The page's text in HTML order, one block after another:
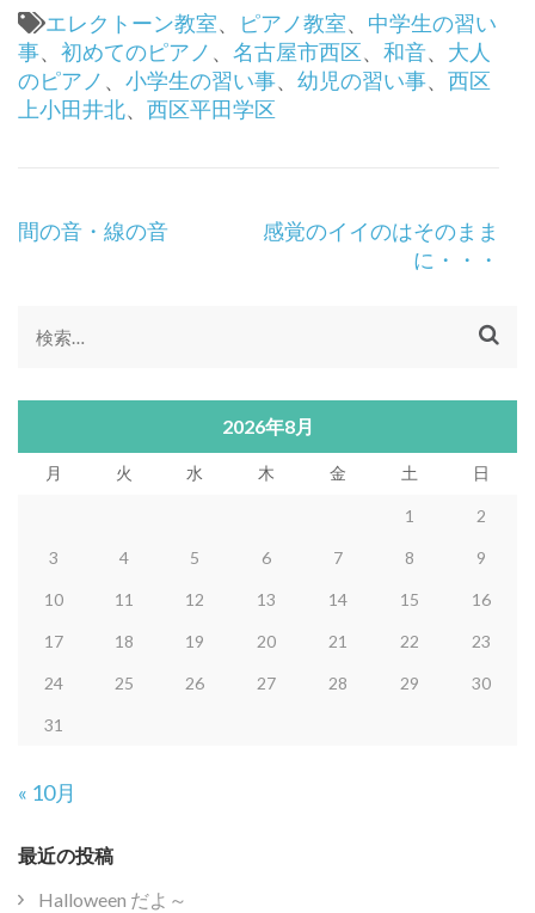
エレクトーン教室、 ピアノ教室、 中学生の習い
事、 初めてのピアノ 、 名古屋市西区、 和音、 大人
のピアノ 、 小学生の習い事、 幼児の習い事、 西区
上小田井北、 西区平田学区
投
ゲ
シ
ン
間の音・線の音
感覚のイイのはそのまま
に・・・
検
2026年8月
月 火 水 木 金 土 日
1 2
3 4 5 6 7 8 9
10 11 12 13 14 15 16
17 18 19 20 21 22 23
24 25 26 27 28 29 30
31
« 10月
最近の投稿
Halloween だよ～